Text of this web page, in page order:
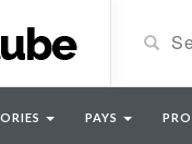
PAYS